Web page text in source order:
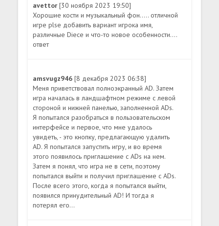
avettor[30 ноября 2023 19:50]
Хорошие кости и музыкальный фон..... отличной
игре plse добавить вариант игрока имя,
различные Diece и что-то новое особенности....
ответ
amsvugz946[8 декабря 2023 06:38]
Меня приветствовал полноэкранный AD. Затем
игра началась в ландшафтном режиме с левой
стороной и нижней панелью, заполненной ADs.
Я попытался разобраться в пользовательском
интерфейсе и первое, что мне удалось
увидеть, - это кнопку, предлагающую удалить
AD. Я попытался запустить игру, и во время
этого появилось приглашение с ADs на нем.
Затем я понял, что игра не в сети, поэтому
попытался выйти и получил приглашение с ADs.
После всего этого, когда я попытался выйти,
появился принудительный AD! И тогда я
потерял его...